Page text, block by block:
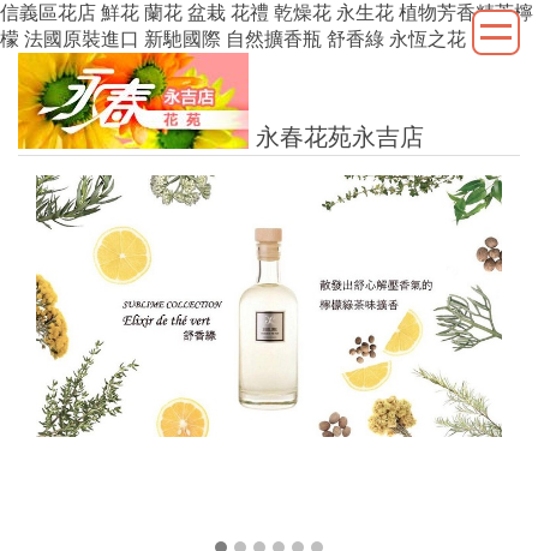
信義區花店 鮮花 蘭花 盆栽 花禮 乾燥花 永生花 植物芳香精萃檸
檬 法國原裝進口 新馳國際 自然擴香瓶 舒香綠 永恆之花
永春花苑永吉店